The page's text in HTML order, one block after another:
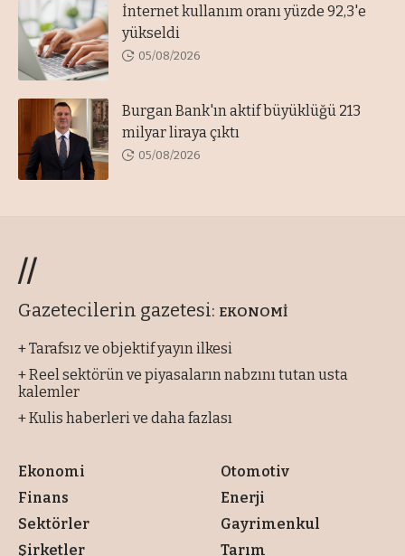
İnternet kullanım oranı yüzde 92,3'e
yükseldi
05/08/2026
Burgan Bank'ın aktif büyüklüğü 213
milyar liraya çıktı
05/08/2026
//
Gazetecilerin gazetesi: EKONOMİ
+ Tarafsız ve objektif yayın ilkesi
+ Reel sektörün ve piyasaların nabzını tutan usta
kalemler
+ Kulis haberleri ve daha fazlası
Ekonomi
Finans
Sektörler
Şirketler
Otomotiv
Enerji
Gayrimenkul
Tarım